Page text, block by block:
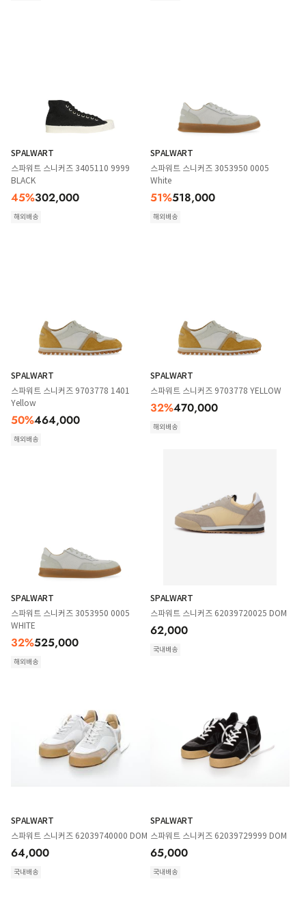
SPALWART
스파워트 스니커즈 3405110 9999
BLACK
45%302,000
해외배송
SPALWART
스파워트 스니커즈 3053950 0005
White
51%518,000
해외배송
SPALWART
스파워트 스니커즈 9703778 1401
Yellow
50%464,000
해외배송
SPALWART
스파워트 스니커즈 9703778 YELLOW
32%470,000
해외배송
SPALWART
스파워트 스니커즈 3053950 0005
WHITE
32%525,000
해외배송
SPALWART
스파워트 스니커즈 62039720025 DOM
62,000
국내배송
SPALWART
스파워트 스니커즈 62039740000 DOM
64,000
국내배송
SPALWART
스파워트 스니커즈 62039729999 DOM
65,000
국내배송